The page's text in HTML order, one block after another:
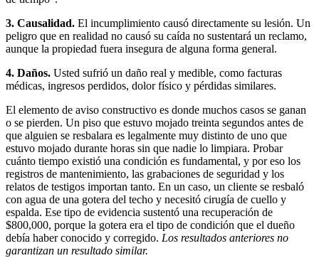
3. Causalidad. El incumplimiento causó directamente su lesión. Un
peligro que en realidad no causó su caída no sustentará un reclamo,
aunque la propiedad fuera insegura de alguna forma general.
4. Daños. Usted sufrió un daño real y medible, como facturas
médicas, ingresos perdidos, dolor físico y pérdidas similares.
El elemento de aviso constructivo es donde muchos casos se ganan
o se pierden. Un piso que estuvo mojado treinta segundos antes de
que alguien se resbalara es legalmente muy distinto de uno que
estuvo mojado durante horas sin que nadie lo limpiara. Probar
cuánto tiempo existió una condición es fundamental, y por eso los
registros de mantenimiento, las grabaciones de seguridad y los
relatos de testigos importan tanto. En un caso, un cliente se resbaló
con agua de una gotera del techo y necesitó cirugía de cuello y
espalda. Ese tipo de evidencia sustentó una recuperación de
$800,000, porque la gotera era el tipo de condición que el dueño
debía haber conocido y corregido. Los resultados anteriores no
garantizan un resultado similar.